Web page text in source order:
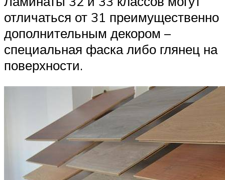
отличаться от 31 преимущественно
дополнительным декором –
специальная фаска либо глянец на
поверхности.